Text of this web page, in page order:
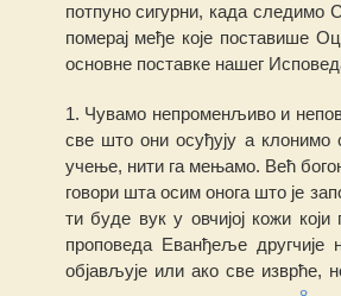
потпуно сигурни, када следимо
пoмерај међе којe поставише
основне поставке нашег
1. Чувамо непроменљивои
све што они осуђују а клонимо
учење, нити га мењамо. Већ
говори шта осим онога што је
ти буде вук у овчијој кожи
проповеда Еванђеље другчије
објављује или ако све изврће,